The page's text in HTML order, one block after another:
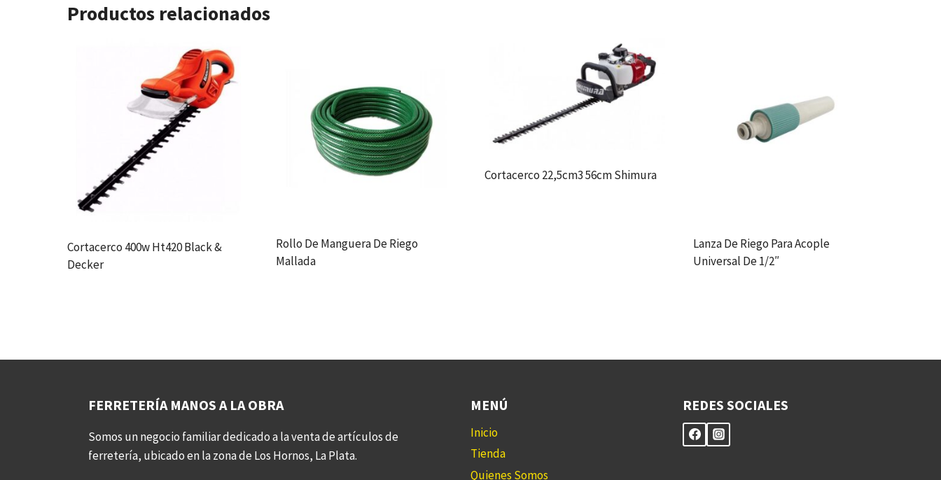
Productos relacionados
Cortacerco 400w Ht420 Black &
Decker
Rollo De Manguera De Riego
Mallada
Cortacerco 22,5cm3 56cm Shimura
Lanza De Riego Para Acople
Universal De 1/2″
FERRETERÍA MANOS A LA OBRA
Somos un negocio familiar dedicado a la venta de artículos de
ferretería, ubicado en la zona de Los Hornos, La Plata.
MENÚ
Inicio
Tienda
Quienes Somos
REDES SOCIALES